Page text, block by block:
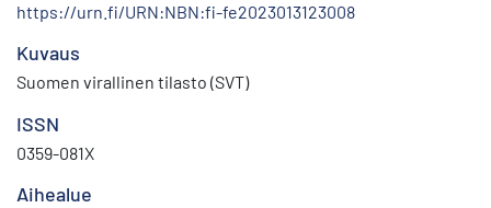
https://urn.fi/URN:NBN:fi-fe2023013123008
Kuvaus
Suomen virallinen tilasto (SVT)
ISSN
0359-081X
Aihealue